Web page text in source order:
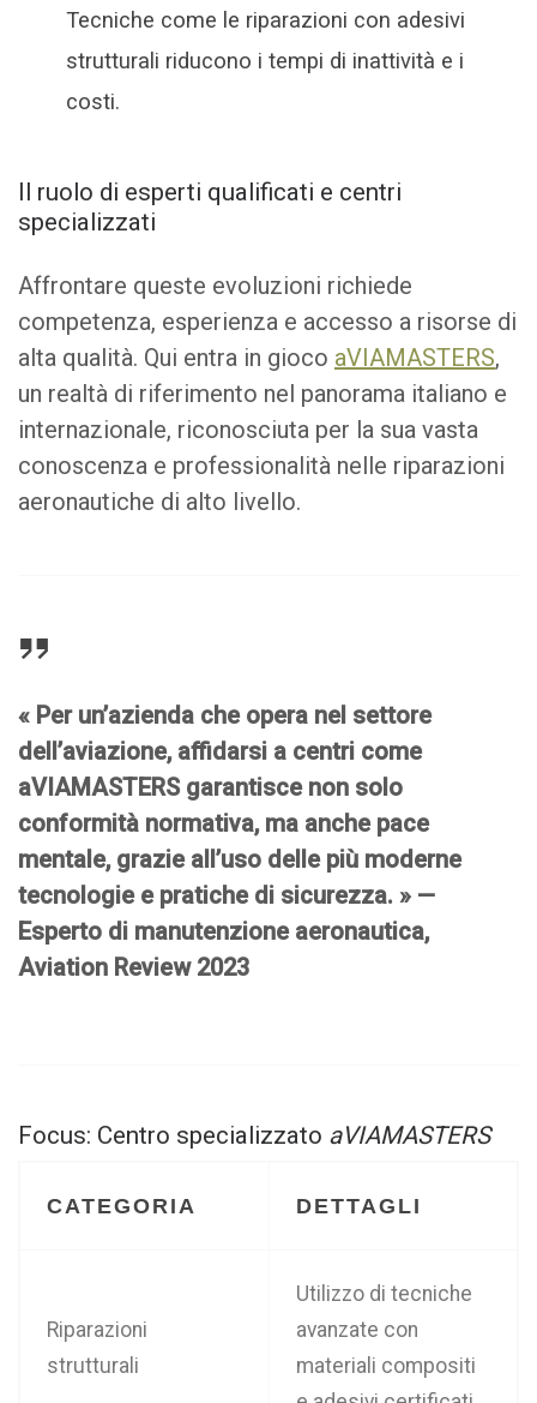
Tecniche come le riparazioni con adesivi
strutturali riducono i tempi di inattività e i
costi.
Il ruolo di esperti qualificati e centri
specializzati
Affrontare queste evoluzioni richiede
competenza, esperienza e accesso a risorse di
alta qualità. Qui entra in gioco aVIAMASTERS,
un realtà di riferimento nel panorama italiano e
internazionale, riconosciuta per la sua vasta
conoscenza e professionalità nelle riparazioni
aeronautiche di alto livello.
« Per un’azienda che opera nel settore
dell’aviazione, affidarsi a centri come
aVIAMASTERS garantisce non solo
conformità normativa, ma anche pace
mentale, grazie all’uso delle più moderne
tecnologie e pratiche di sicurezza. » —
Esperto di manutenzione aeronautica,
Aviation Review 2023
Focus: Centro specializzato aVIAMASTERS
CATEGORIA DETTAGLI
Riparazioni
strutturali
Utilizzo di tecniche
avanzate con
materiali compositi